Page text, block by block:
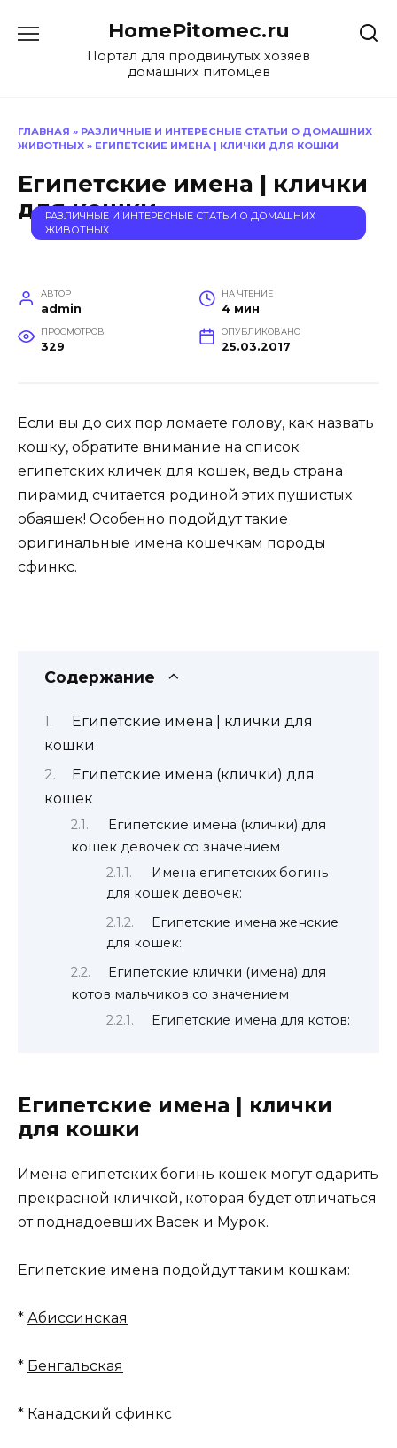
содержанию
HomePitomec.ru
Портал для продвинутых хозяев
домашних питомцев
ГЛАВНАЯ » РАЗЛИЧНЫЕ И ИНТЕРЕСНЫЕ СТАТЬИ О ДОМАШНИХ
ЖИВОТНЫХ » ЕГИПЕТСКИЕ ИМЕНА | КЛИЧКИ ДЛЯ КОШКИ
Египетские имена | клички
для кошки
РАЗЛИЧНЫЕ И ИНТЕРЕСНЫЕ СТАТЬИ О ДОМАШНИХ
ЖИВОТНЫХ
АВТОР
admin
НА ЧТЕНИЕ
4 мин
ПРОСМОТРОВ
329
ОПУБЛИКОВАНО
25.03.2017
Если вы до сих пор ломаете голову, как назвать
кошку, обратите внимание на список
египетских кличек для кошек, ведь страна
пирамид считается родиной этих пушистых
обаяшек! Особенно подойдут такие
оригинальные имена кошечкам породы
сфинкс.
Содержание
Египетские имена | клички для
кошки
Египетские имена (клички) для
кошек
Египетские имена (клички) для
кошек девочек со значением
Имена египетских богинь
для кошек девочек:
Египетские имена женские
для кошек:
Египетские клички (имена) для
котов мальчиков со значением
Египетские имена для котов:
Египетские имена | клички
для кошки
Имена египетских богинь кошек могут одарить
прекрасной кличкой, которая будет отличаться
от поднадоевших Васек и Мурок.
Египетские имена подойдут таким кошкам:
* Абиссинская
* Бенгальская
* Канадский сфинкс